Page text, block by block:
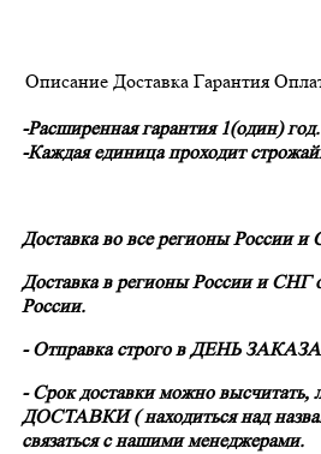
Описание Доставка Гарантия
-Расширенная гарантия 1(один) год.
-Каждая единица проходит
Доставка во все регионы России
Доставка в регионы России и СНГ
России.
- Отправка строго вДЕНЬ
- Срок доставки можно высчитать,
ДОСТАВКИ ( находиться над
связаться с нашими менеджерами.